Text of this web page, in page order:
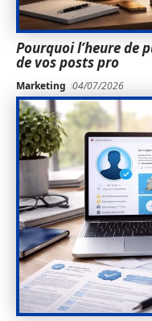
Pourquoi l’heure de
de vos posts pro
Marketing 04/07/2026